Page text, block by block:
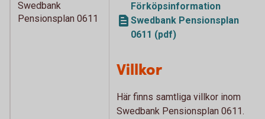
Swedbank
Pensionsplan 0611
Förköpsinformation
Swedbank Pensionsplan
0611 (pdf)
Villkor
Här finns samtliga villkor inom
Swedbank Pensionsplan 0611.